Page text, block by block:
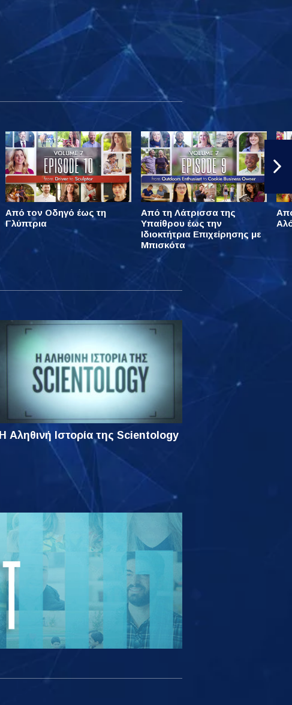
Από τον Οδηγό έως τη
Γλύπτρια
Από τη Λάτρισσα της
Υπαίθρου έως την
Ιδιοκτήτρια Επιχείρησης με
Μπισκότα
Η Αληθινή Ιστορία της Scientology